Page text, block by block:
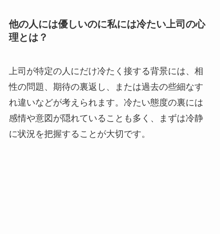
他の人には優しいのに私には冷たい上司の心
理とは？
上司が特定の人にだけ冷たく接する背景には、相
性の問題、期待の裏返し、または過去の些細なす
れ違いなどが考えられます。冷たい態度の裏には
感情や意図が隠れていることも多く、まずは冷静
に状況を把握することが大切です。